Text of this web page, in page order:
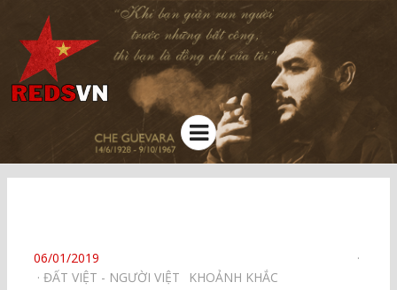
Kênh chia sẻ tri thức cộng đồng
Menu
POSTED
ON
06/01/2019
ĐẤT VIỆT - NGƯỜI VIỆT⠀
KHOẢNH KHẮC⠀